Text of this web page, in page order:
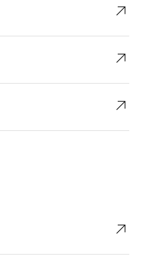
↗︎
↗︎
↗︎
↗︎